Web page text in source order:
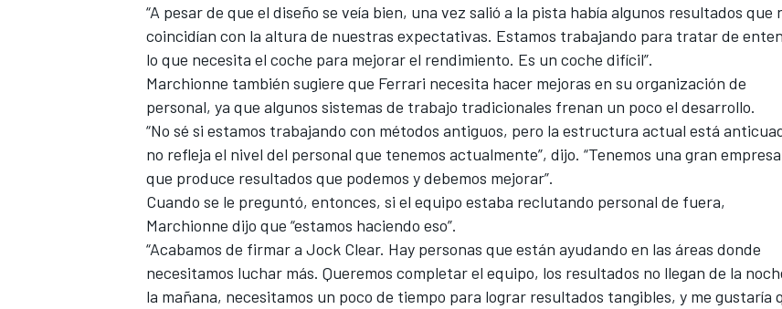
FÓRMULA E
“A pesar de que el diseño se veía bien, una vez salió a la pista había algunos resultados que
coincidían con la altura de nuestras expectativas. Estamos trabajando para tratar de
lo que necesita el coche para mejorar el rendimiento. Es un coche difícil”.
Marchionne también sugiere que Ferrari necesita hacer mejoras en su organización de
personal, ya que algunos sistemas de trabajo tradicionales frenan un poco el desarrollo.
“No sé si estamos trabajando con métodos antiguos, pero la estructura actual está
no refleja el nivel del personal que tenemos actualmente”, dijo. “Tenemos una gran empresa
que produce resultados que podemos y debemos mejorar”.
Cuando se le preguntó, entonces, si el equipo estaba reclutando personal de fuera,
Marchionne dijo que “estamos haciendo eso”.
“Acabamos de firmar a Jock Clear. Hay personas que están ayudando en las áreas donde
necesitamos luchar más. Queremos completar el equipo, los resultados no llegan de la
la mañana, necesitamos un poco de tiempo para lograr resultados tangibles, y me gustaría